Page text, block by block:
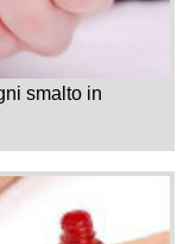
smalto in